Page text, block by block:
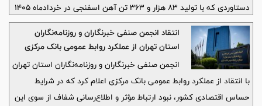
دستاوردی که با تولید ۸۳ هزار و ۳۶۳ تن آهن اسفنجی در خردادماه ۱۴۰۵
رقم خورد.
انتقاد انجمن صنفی خبرنگاران و روزنامه‌نگاران
استان تهران از عملکرد روابط عمومی بانک مرکزی
انجمن صنفی خبرنگاران و روزنامه‌نگاران استان تهران
با انتقاد از عملکرد روابط عمومی بانک مرکزی اعلام کرد که در شرایط
حساس اقتصادی کشور، نبود ارتباط مؤثر و اطلاع‌رسانی شفاف از سوی این